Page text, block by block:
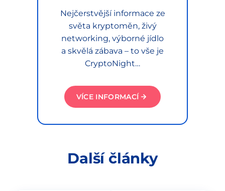
Nejčerstvější informace ze
světa kryptoměn, živý
networking, výborné jídlo
a skvělá zábava – to vše je
CryptoNight…
VÍCE INFORMACÍ
Další články